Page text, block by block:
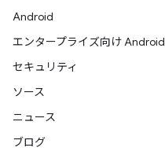
Android
エンタープライズ向け Android
セキュリティ
ソース
ニュース
ブログ